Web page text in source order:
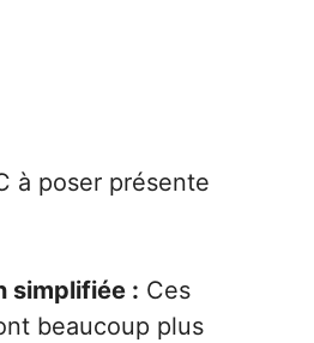
à poser présente
simplifiée : Ces
beaucoup plus